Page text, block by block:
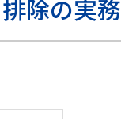
除の実務